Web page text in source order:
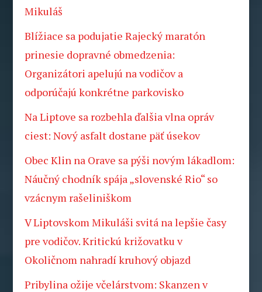
Mikuláš
Blížiace sa podujatie Rajecký maratón
prinesie dopravné obmedzenia:
Organizátori apelujú na vodičov a
odporúčajú konkrétne parkovisko
Na Liptove sa rozbehla ďalšia vlna opráv
ciest: Nový asfalt dostane päť úsekov
Obec Klin na Orave sa pýši novým lákadlom:
Náučný chodník spája „slovenské Rio“ so
vzácnym rašeliniškom
V Liptovskom Mikuláši svitá na lepšie časy
pre vodičov. Kritickú križovatku v
Okoličnom nahradí kruhový objazd
Pribylina ožije včelárstvom: Skanzen v